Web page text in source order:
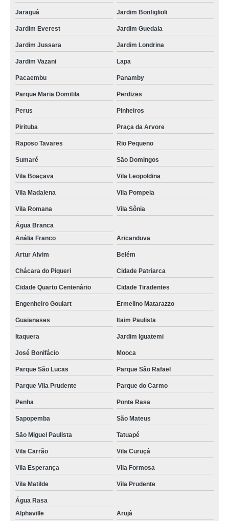
Jaraguá Jardim Bonfiglioli
Jardim Everest Jardim Guedala
Jardim Jussara Jardim Londrina
Jardim Vazani Lapa
Pacaembu Panamby
Parque Maria Domitila Perdizes
Perus Pinheiros
Pirituba Praça da Arvore
Raposo Tavares Rio Pequeno
Sumaré São Domingos
Vila Boaçava Vila Leopoldina
Vila Madalena Vila Pompeia
Vila Romana Vila Sônia
Água Branca
Anália Franco
Aricanduva
Artur Alvim Belém
Chácara do Piqueri Cidade Patriarca
Cidade Quarto Centenário Cidade Tiradentes
Engenheiro Goulart Ermelino Matarazzo
Guaianases Itaim Paulista
Itaquera Jardim Iguatemi
José Bonifácio Mooca
Parque São Lucas Parque São Rafael
Parque Vila Prudente Parque do Carmo
Penha Ponte Rasa
Sapopemba São Mateus
São Miguel Paulista Tatuapé
Vila Carrão Vila Curuçá
Vila Esperança Vila Formosa
Vila Matilde Vila Prudente
Água Rasa
Alphaville
Arujá